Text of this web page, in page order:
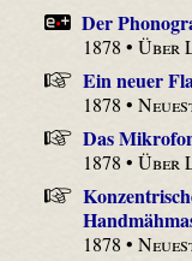
Der
1878 •Über
Ein neuer
1878 •
Das
1878 •Über
1878 •